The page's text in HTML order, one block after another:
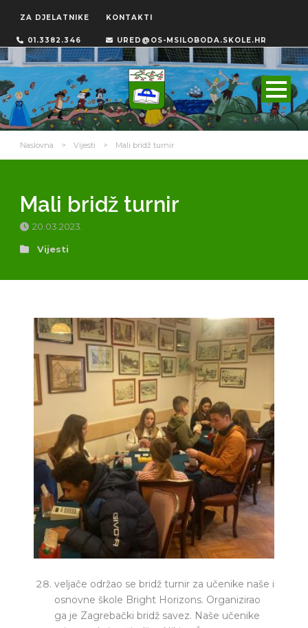
ZA DJELATNIKE KONTAKTI
01.3382.346 URED@OS-MSILOBODA.SKOLE.HR
Naslovna > Vijesti > Mali bridž turnir
Mali bridž turnir
20.03.2023.
Vijesti
veljače održao se bridž turnir za učenike naše i
osnovne škole Bright Horizons. Organizirao
ga je Zagrebački bridž savez. Naše učenike